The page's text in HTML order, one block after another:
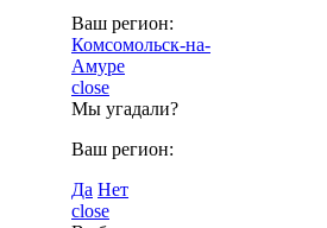
Ваш регион:
Комсомольск-на-
Амуре
close
Мы угадали?
Ваш регион:
Да Нет
close